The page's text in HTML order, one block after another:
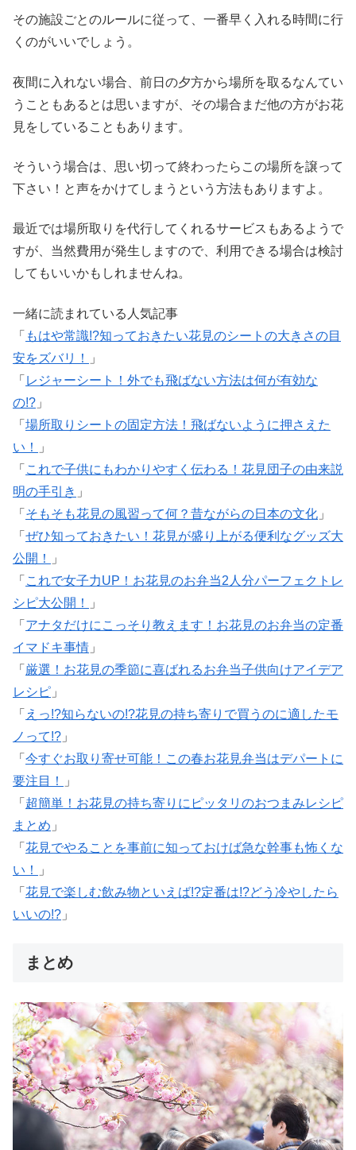
その施設ごとのルールに従って、一番早く入れる時間に行
くのがいいでしょう。
夜間に入れない場合、前日の夕方から場所を取るなんてい
うこともあるとは思いますが、その場合まだ他の方がお花
見をしていることもあります。
そういう場合は、思い切って終わったらこの場所を譲って
下さい！と声をかけてしまうという方法もありますよ。
最近では場所取りを代行してくれるサービスもあるようで
すが、当然費用が発生しますので、利用できる場合は検討
してもいいかもしれませんね。
一緒に読まれている人気記事
「 もはや常識!?知っておきたい花見のシートの大きさの目
安をズバリ！
」
「 レジャーシート！外でも飛ばない方法は何が有効な
の!? 」
「 場所取りシートの固定方法！飛ばないように押さえた
い！
」
「 これで子供にもわかりやすく伝わる！花見団子の由来説
明の手引き 」
「 そもそも花見の風習って何？昔ながらの日本の文化 」
「 ぜひ知っておきたい！花見が盛り上がる便利なグッズ大
公開！
」
「 これで女子力UP！お花見のお弁当2人分パーフェクトレ
シピ大公開！
」
「 アナタだけにこっそり教えます！お花見のお弁当の定番
イマドキ事情 」
「 厳選！お花見の季節に喜ばれるお弁当子供向けアイデア
レシピ 」
「 えっ!?知らないの!?花見の持ち寄りで買うのに適したモ
ノって!? 」
「 今すぐお取り寄せ可能！この春お花見弁当はデパートに
要注目！
」
「 超簡単！お花見の持ち寄りにピッタリのおつまみレシピ
まとめ 」
「 花見でやることを事前に知っておけば急な幹事も怖くな
い！
」
「 花見で楽しむ飲み物といえば!?定番は!?どう冷やしたら
いいの!? 」
まとめ